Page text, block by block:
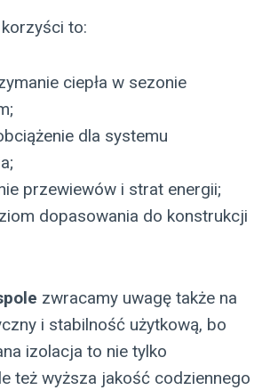
to:
ciepła w sezonie
dla systemu
przewiewów i strat energii;
dopasowania do konstrukcji
zwracamy uwagę także na
i stabilność użytkową, bo
izolacja to nie tylko
też wyższa jakość codziennego